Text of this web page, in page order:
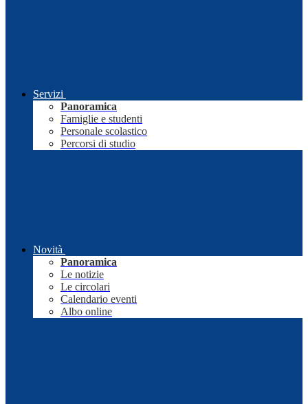
Servizi
Panoramica
Famiglie e studenti
Personale scolastico
Percorsi di studio
Novità
Panoramica
Le notizie
Le circolari
Calendario eventi
Albo online